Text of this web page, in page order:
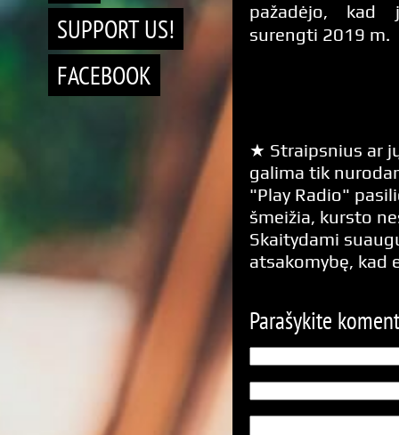
SUPPORT US!
FACEBOOK
pažadėjo, kad
surengti 2019 m.
★ Straipsnius ar
galima tik
"Play Radio"
šmeižia, kursto
Skaitydami
atsakomybę, kad
Parašykite